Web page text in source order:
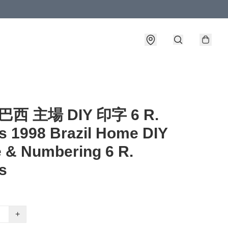
西 主場 DIY 印字 6 R.
1998 Brazil Home DIY
& Numbering 6 R.
+